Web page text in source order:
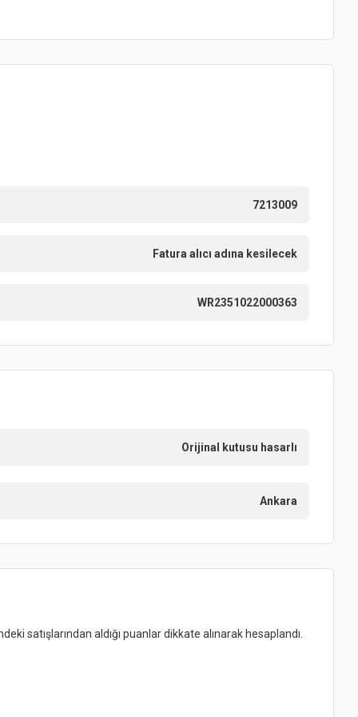
7213009
Fatura alıcı adına kesilecek
WR2351022000363
Orijinal kutusu hasarlı
Ankara
satışlarından aldığı puanlar dikkate alınarak hesaplandı.